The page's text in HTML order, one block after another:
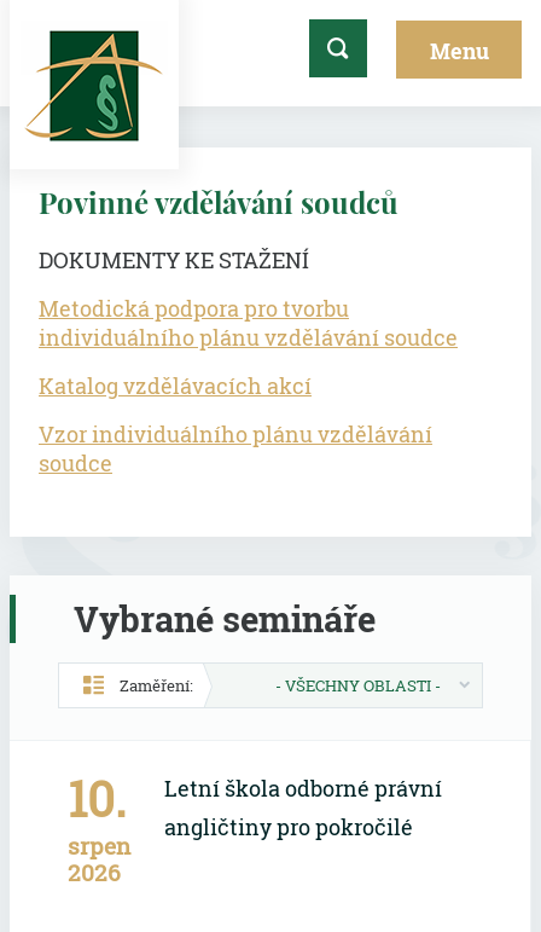
Povinné vzdělávání soudců
DOKUMENTY KE STAŽENÍ
Metodická podpora pro tvorbu
individuálního plánu vzdělávání soudce
Katalog vzdělávacích akcí
Vzor individuálního plánu vzdělávání
soudce
Vybrané semináře
- VŠECHNY OBLASTI -
Zaměření:
10.
srpen
2026
Letní škola odborné právní
angličtiny pro pokročilé